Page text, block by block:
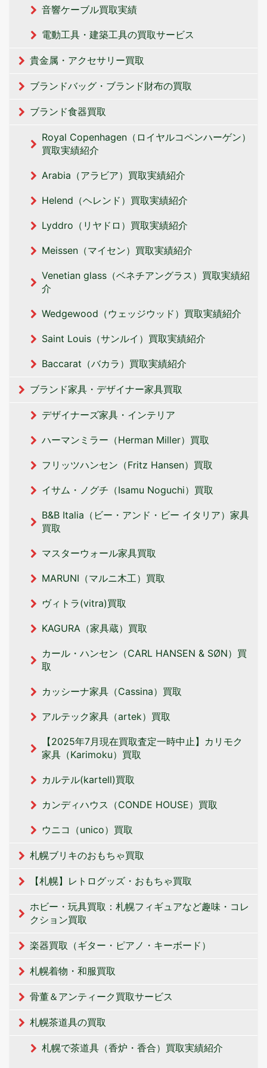
音響ケーブル買取実績
電動工具・建築工具の買取サービス
貴金属・アクセサリー買取
ブランドバッグ・ブランド財布の買取
ブランド食器買取
Royal Copenhagen（ロイヤルコペンハーゲン）
買取実績紹介
Arabia（アラビア）買取実績紹介
Helend（ヘレンド）買取実績紹介
Lyddro（リヤドロ）買取実績紹介
Meissen（マイセン）買取実績紹介
Venetian glass（ベネチアングラス）買取実績紹
介
Wedgewood（ウェッジウッド）買取実績紹介
Saint Louis（サンルイ）買取実績紹介
Baccarat（バカラ）買取実績紹介
ブランド家具・デザイナー家具買取
デザイナーズ家具・インテリア
ハーマンミラー（Herman Miller）買取
フリッツハンセン（Fritz Hansen）買取
イサム・ノグチ（Isamu Noguchi）買取
B&B Italia（ビー・アンド・ビー イタリア‎）家具
買取
マスターウォール家具買取
MARUNI（マルニ木工）買取
ヴィトラ(vitra)買取
KAGURA（家具蔵）買取
カール・ハンセン（CARL HANSEN & SØN）買
取
カッシーナ家具（Cassina）買取
アルテック家具（artek）買取
【2025年7月現在買取査定一時中止】カリモク
家具（Karimoku）買取
カルテル(kartell)買取
カンディハウス（CONDE HOUSE）買取
ウニコ（unico）買取
札幌ブリキのおもちゃ買取
【札幌】レトログッズ・おもちゃ買取
ホビー・玩具買取：札幌フィギュアなど趣味・コレ
クション買取
楽器買取（ギター・ピアノ・キーボード）
札幌着物・和服買取
骨董＆アンティーク買取サービス
札幌茶道具の買取
札幌で茶道具（香炉・香合）買取実績紹介